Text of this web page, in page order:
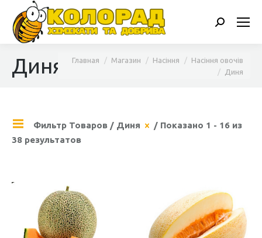
Поиск:
Диня Вы здесь:
Главная Магазин Насіння
Насіння овочів
Диня
Фильтр Товаров / Диня
/ Показано 1 - 16 из
38 результатов